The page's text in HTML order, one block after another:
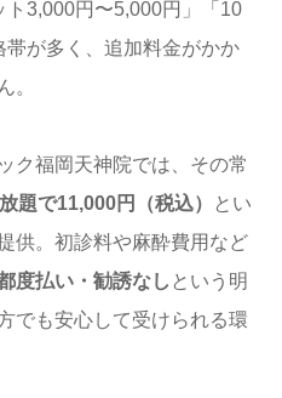
3,000円〜5,000円」「10
が多く、追加料金がかか
。
ク福岡天神院では、その常
題で11,000円（税込）
とい
供。初診料や麻酔費用など
度払い・勧誘なし という明
でも安心して受けられる環